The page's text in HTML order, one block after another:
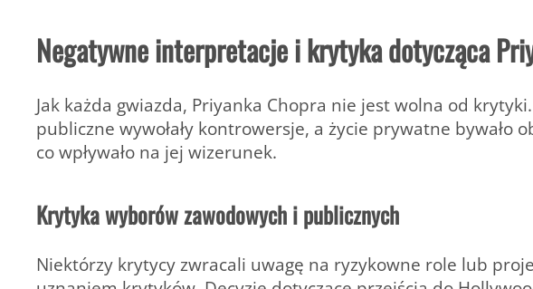
Negatywne interpretacje i krytyka dotycząca
Jak każda gwiazda, Priyanka Chopra nie jest wolna od
publiczne wywołały kontrowersje, a życie prywatne bywało
co wpływało na jej wizerunek.
Krytyka wyborów zawodowych i publicznych
Niektórzy krytycy zwracali uwagę na ryzykowne role lub